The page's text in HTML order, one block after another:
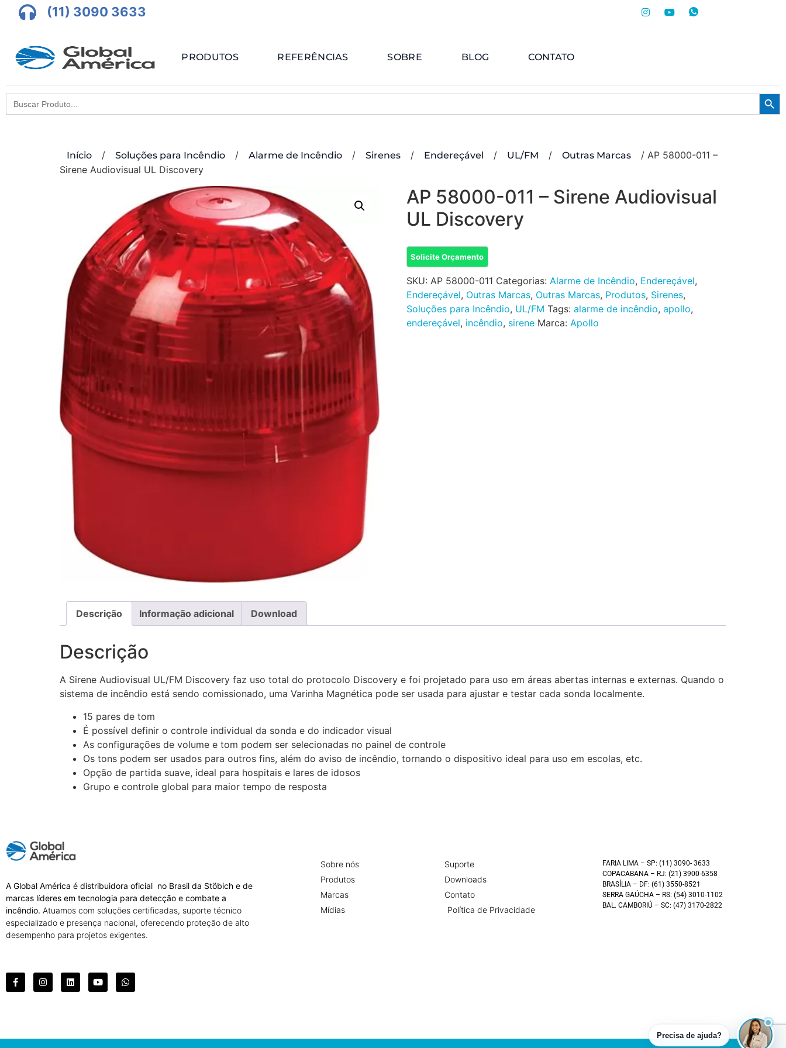
(11) 3090 3633
PRODUTOS REFERÊNCIAS SOBRE BLOG CONTATO
Search
for:
Início / Soluções para Incêndio / Alarme de Incêndio / Sirenes / Endereçável / UL/FM / Outras Marcas
/ AP 58000-011 –
Sirene Audiovisual UL Discovery
AP 58000-011 – Sirene Audiovisual
UL Discovery
Solicite Orçamento
SKU: AP 58000-011 Categorias: Alarme de Incêndio, Endereçável,
Endereçável, Outras Marcas, Outras Marcas, Produtos, Sirenes,
Soluções para Incêndio, UL/FM Tags: alarme de incêndio, apollo,
endereçável, incêndio, sirene Marca: Apollo
Descrição Informação adicional Download
Descrição
A Sirene Audiovisual UL/FM Discovery faz uso total do protocolo Discovery e foi projetado para uso em áreas abertas internas e externas. Quando o
sistema de incêndio está sendo comissionado, uma Varinha Magnética pode ser usada para ajustar e testar cada sonda localmente.
15 pares de tom
É possível definir o controle individual da sonda e do indicador visual
As configurações de volume e tom podem ser selecionadas no painel de controle
Os tons podem ser usados ​​para outros fins, além do aviso de incêndio, tornando o dispositivo ideal para uso em escolas, etc.
Opção de partida suave, ideal para hospitais e lares de idosos
Grupo e controle global para maior tempo de resposta
A Global América é distribuidora oficial no Brasil da Stöbich e de
marcas líderes em tecnologia para detecção e combate a
incêndio. Atuamos com soluções certificadas, suporte técnico
especializado e presença nacional, oferecendo proteção de alto
desempenho para projetos exigentes.
Sobre nós
Produtos
Marcas
Mídias
Suporte
Downloads
Contato
Política de Privacidade
FARIA LIMA – SP: (11) 3090- 3633
COPACABANA – RJ: (21) 3900-6358
BRASÍLIA – DF: (61) 3550-8521
SERRA GAÚCHA – RS: (54) 3010-1102
BAL. CAMBORIÚ – SC: (47) 3170-2822
Precisa de ajuda?